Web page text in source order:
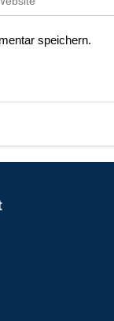
speichern.